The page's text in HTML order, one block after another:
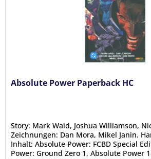
Absolute Power Paperback HC
Story: Mark Waid, Joshua Williamson,
Zeichnungen: Dan Mora, Mikel Janin.
Inhalt: Absolute Power: FCBD Special
Power: Ground Zero 1, Absolute Power